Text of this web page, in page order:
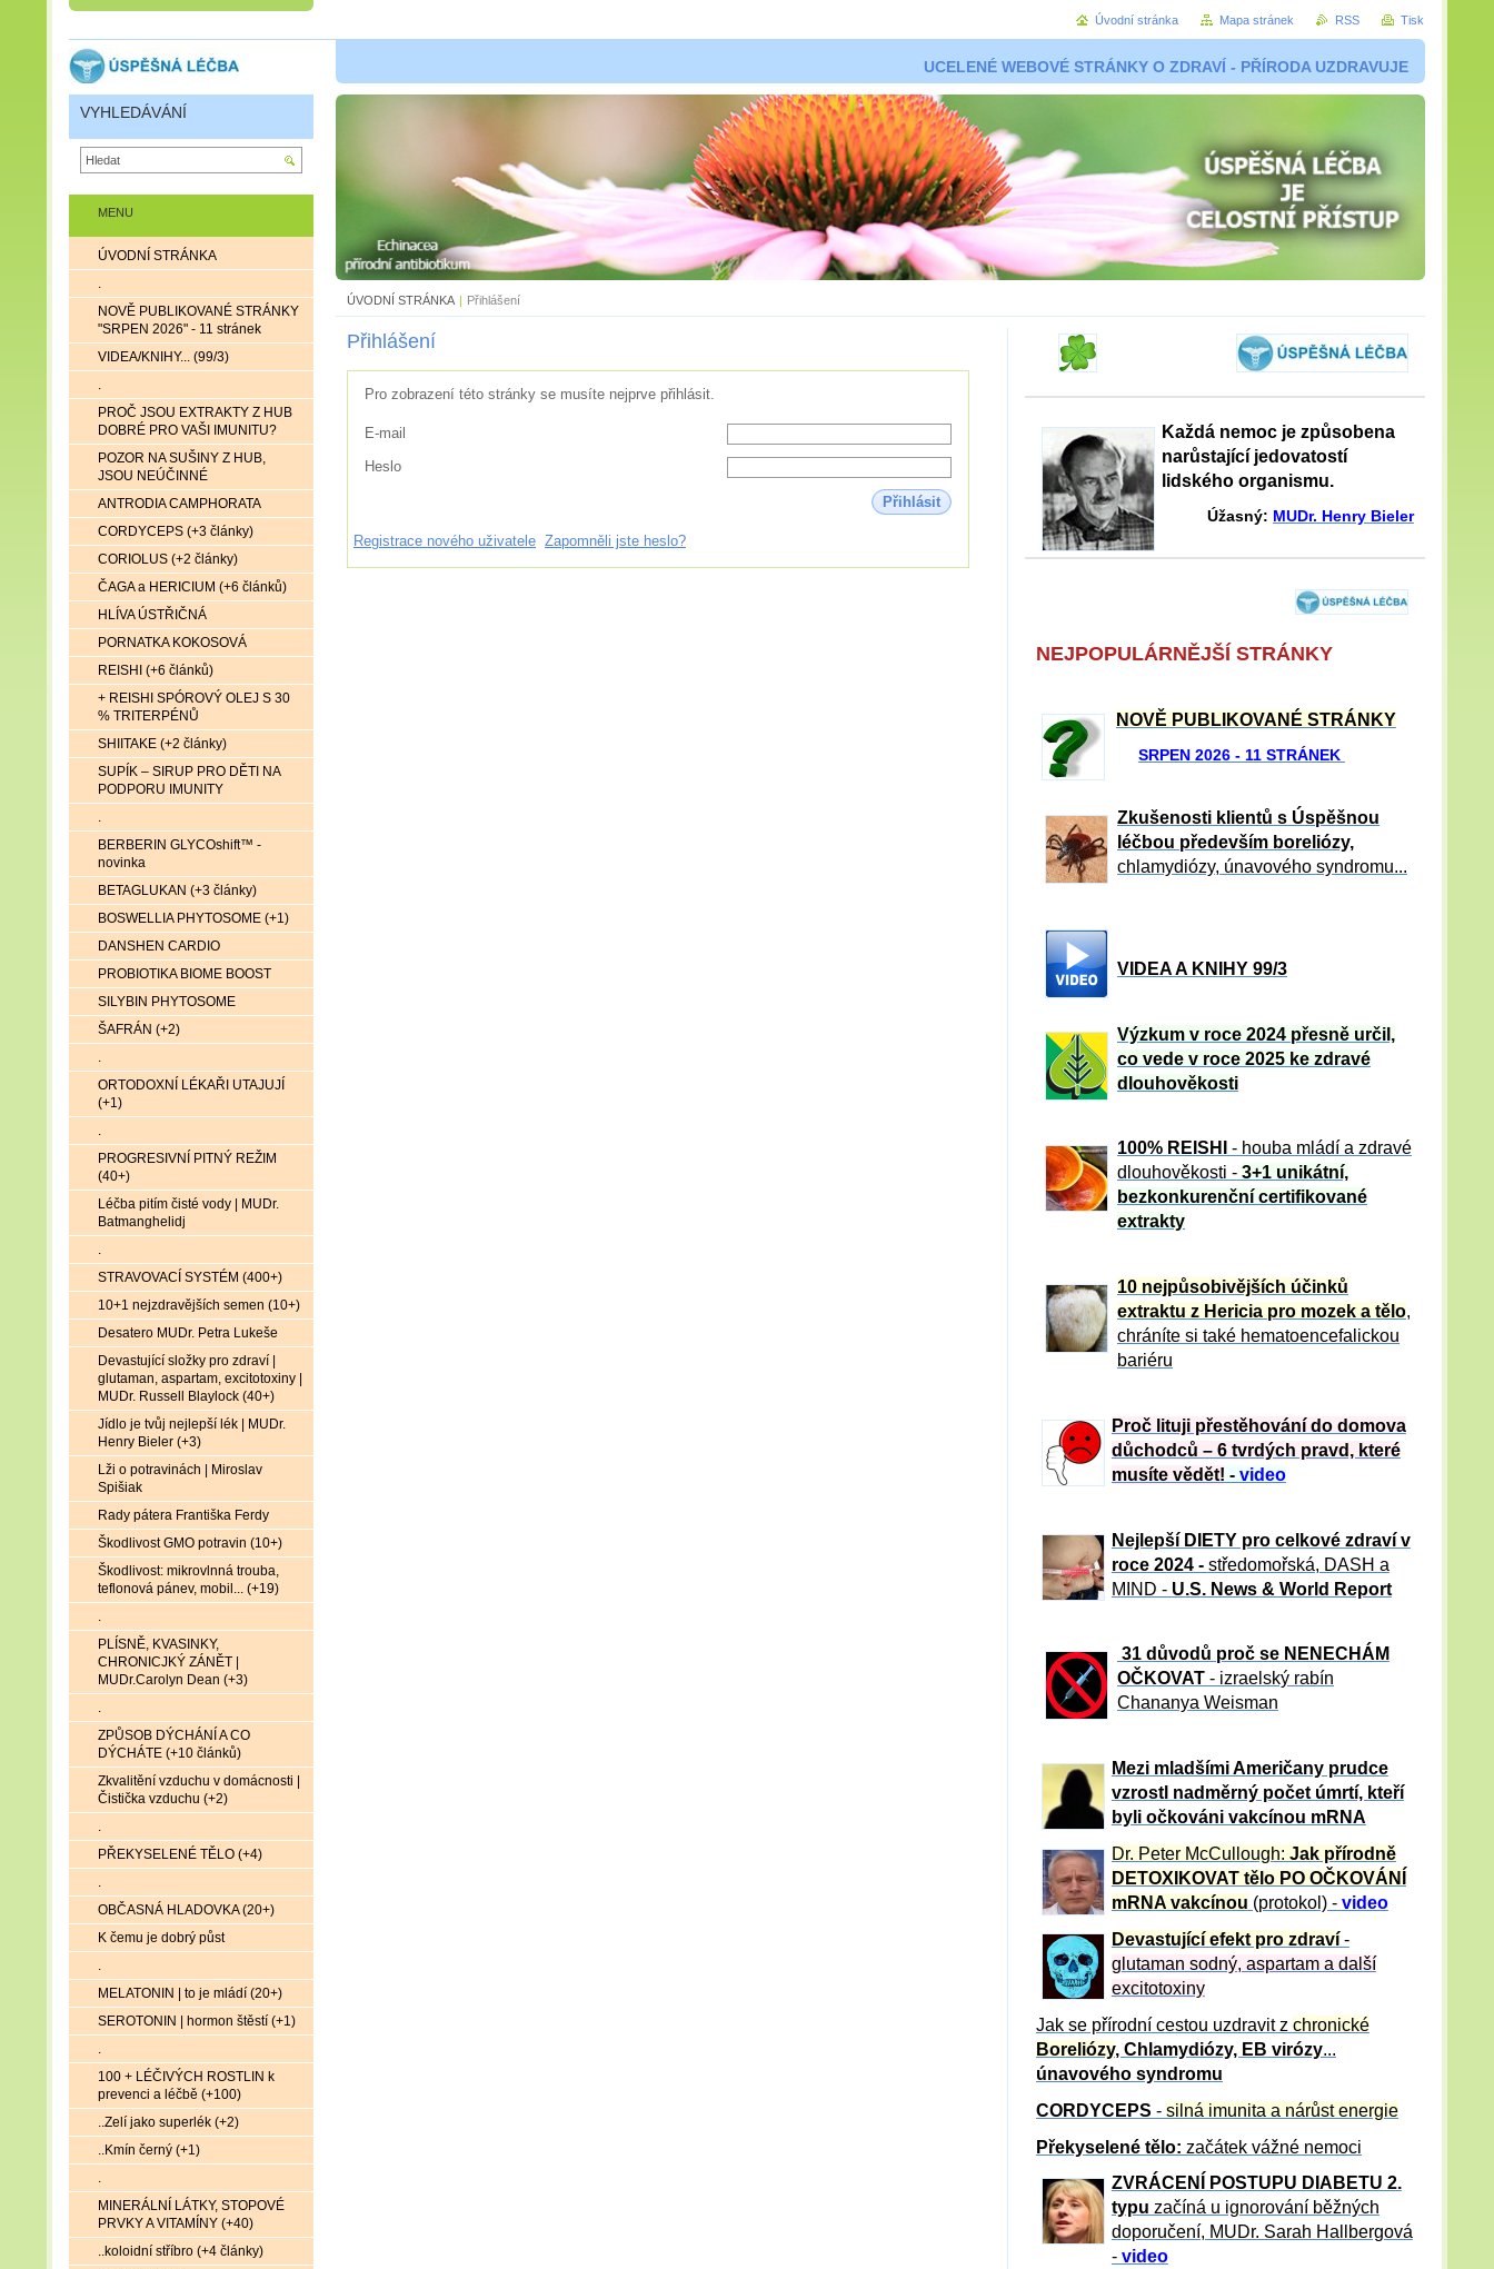
UCELENÉ WEBOVÉ STRÁNKY O ZDRAVÍ - PŘÍRODA UZDRAVUJE
ÚVODNÍ STRÁNKA | Přihlášení
Přihlášení
Pro zobrazení této stránky se musíte nejprve přihlásit.
E-mail
Heslo
Přihlásit
Registrace nového uživatele Zapomněli jste heslo?
Každá nemoc je způsobena
narůstající jedovatostí
lidského organismu.
Úžasný: MUDr. Henry Bieler
NEJPOPULÁRNĚJŠÍ STRÁNKY
NOVĚ PUBLIKOVANÉ STRÁNKY
SRPEN 2026 - 11 STRÁNEK
Zkušenosti klientů s Úspěšnou
léčbou především boreliózy,
chlamydiózy, únavového syndromu...
VIDEA A KNIHY 99/3
Výzkum v roce 2024 přesně určil,
co vede v roce 2025 ke zdravé
dlouhověkosti
100% REISHI
- houba mládí a zdravé
dlouhověkosti - 3+1 unikátní,
bezkonkurenční certifikované
extrakty
10 nejpůsobivějších účinků
extraktu z Hericia pro mozek a tělo,
chráníte si také hematoencefalickou
bariéru
Proč lituji přestěhování do domova
důchodců – 6 tvrdých pravd, které
musíte vědět! - video
Nejlepší DIETY pro celkové zdraví v
roce 2024 - středomořská, DASH a
MIND - U.S. News & World Report
31 důvod ů proč se NENECHÁM
OČKOVAT - izraelský rabín
Chananya Weisman
Mezi mladšími Američany prudce
vzrostl nadměrný počet úmrtí, kteří
byli očkováni vakcínou mRNA
Dr. Peter McCullough: Jak přírodně
DETOXIKOVAT tělo PO OČKOVÁNÍ
mRNA vakcínou (protokol) - video
Devastující efekt pro zdraví-
glutaman sodný, aspartam a další
excitotoxiny
Jak se přírodní cestou uzdravit z chronické
Boreliózy, Chlamydiózy, EB virózy...
únavového syndromu
CORDYCEPS - silná imunita a nárůst energie
Překyselené tělo: začátek vážné nemoci
ZVRÁCE NÍ POSTUPU DIABETU 2.
typu začíná u ignorování běžných
doporučení, MUDr. Sarah Hallbergová
- video
MENU
ÚVODNÍ STRÁNKA
.
NOVĚ PUBLIKOVANÉ STRÁNKY
"SRPEN 2026" - 11 stránek
VIDEA/KNIHY... (99/3)
.
PROČ JSOU EXTRAKTY Z HUB
DOBRÉ PRO VAŠI IMUNITU?
POZOR NA SUŠINY Z HUB,
JSOU NEÚČINNÉ
ANTRODIA CAMPHORATA
CORDYCEPS (+3 články)
CORIOLUS (+2 články)
ČAGA a HERICIUM (+6 článků)
HLÍVA ÚSTŘIČNÁ
PORNATKA KOKOSOVÁ
REISHI (+6 článků)
+ REISHI SPÓROVÝ OLEJ S 30
% TRITERPÉNŮ
SHIITAKE (+2 články)
SUPÍK – SIRUP PRO DĚTI NA
PODPORU IMUNITY
.
BERBERIN GLYCOshift™ -
novinka
BETAGLUKAN (+3 články)
BOSWELLIA PHYTOSOME (+1)
DANSHEN CARDIO
PROBIOTIKA BIOME BOOST
SILYBIN PHYTOSOME
ŠAFRÁN (+2)
.
ORTODOXNÍ LÉKAŘI UTAJUJÍ
(+1)
.
PROGRESIVNÍ PITNÝ REŽIM
(40+)
Léčba pitím čisté vody | MUDr.
Batmanghelidj
.
STRAVOVACÍ SYSTÉM (400+)
10+1 nejzdravějších semen (10+)
Desatero MUDr. Petra Lukeše
Devastující složky pro zdraví |
glutaman, aspartam, excitotoxiny |
MUDr. Russell Blaylock (40+)
Jídlo je tvůj nejlepší lék | MUDr.
Henry Bieler (+3)
Lži o potravinách | Miroslav
Spišiak
Rady pátera Františka Ferdy
Škodlivost GMO potravin (10+)
Škodlivost: mikrovlnná trouba,
teflonová pánev, mobil... (+19)
.
PLÍSNĚ, KVASINKY,
CHRONICJKÝ ZÁNĚT |
MUDr.Carolyn Dean (+3)
.
ZPŮSOB DÝCHÁNÍ A CO
DÝCHÁTE (+10 článků)
Zkvalitění vzduchu v domácnosti |
Čistička vzduchu (+2)
.
PŘEKYSELENÉ TĚLO (+4)
.
OBČASNÁ HLADOVKA (20+)
K čemu je dobrý půst
.
MELATONIN | to je mládí (20+)
SEROTONIN | hormon štěstí (+1)
.
100 + LÉČIVÝCH ROSTLIN k
prevenci a léčbě (+100)
..Zelí jako superlék (+2)
..Kmín černý (+1)
.
MINERÁLNÍ LÁTKY, STOPOVÉ
PRVKY A VITAMÍNY (+40)
..koloidní stříbro (+4 články)
VYHLEDÁVÁNÍ
Úvodní stránka Mapa stránek RSS Tisk